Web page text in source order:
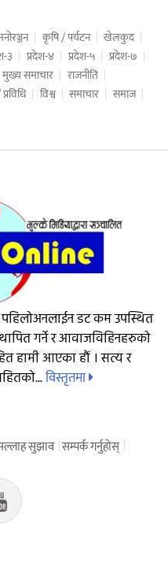
कृषि / पर्यटन
खेलकुद
३ प्रदेश-४ प्रदेश-५
प्रदेश-७
मुख्य समाचार
राजनीति
विश्व समाचार
समाज
डट कम उपस्थित
गर्ने र आवाजविहिनहरुको
हामी आएका हौं । सत्य र
विस्तृतमा
सुझाव सम्पर्क गर्नुहोस्